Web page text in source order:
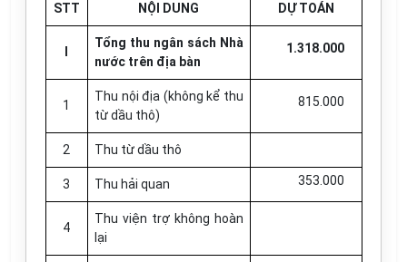
STT NỘI DUNG DỰ TOÁN
Tổng thu ngân sách Nhà
nước trên địa bàn
1.318.000
1
Thu nội địa (không kể thu
từ dầu thô)
815.000
2 Thu từ dầu thô
3 Thu hải quan 353.000
4
Thu viện trợ không hoàn
lại